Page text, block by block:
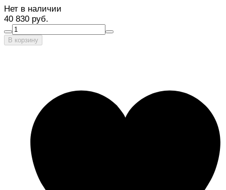
Нет в наличии
40 830 руб.
В корзину